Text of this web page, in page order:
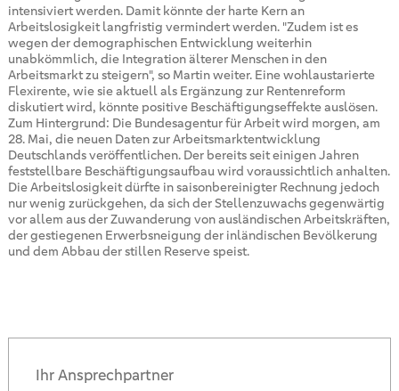
intensiviert werden. Damit könnte der harte Kern an
Arbeitslosigkeit langfristig vermindert werden. "Zudem ist es
wegen der demographischen Entwicklung weiterhin
unabkömmlich, die Integration älterer Menschen in den
Arbeitsmarkt zu steigern", so Martin weiter. Eine wohlaustarierte
Flexirente, wie sie aktuell als Ergänzung zur Rentenreform
diskutiert wird, könnte positive Beschäftigungseffekte auslösen.
Zum Hintergrund: Die Bundesagentur für Arbeit wird morgen, am
28. Mai, die neuen Daten zur Arbeitsmarktentwicklung
Deutschlands veröffentlichen. Der bereits seit einigen Jahren
feststellbare Beschäftigungsaufbau wird voraussichtlich anhalten.
Die Arbeitslosigkeit dürfte in saisonbereinigter Rechnung jedoch
nur wenig zurückgehen, da sich der Stellenzuwachs gegenwärtig
vor allem aus der Zuwanderung von ausländischen Arbeitskräften,
der gestiegenen Erwerbsneigung der inländischen Bevölkerung
und dem Abbau der stillen Reserve speist.
Ihr Ansprechpartner